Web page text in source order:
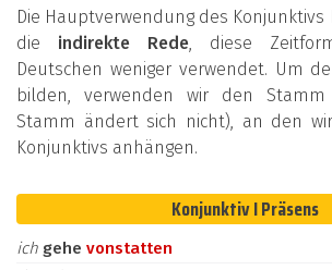
Die Hauptverwendung des
die indirekte Rede, diese
Deutschen weniger verwendet. Um
bilden, verwenden wir den
Stamm ändert sich nicht), an den
Konjunktivs anhängen.
Konjunktiv I Präsens
ich gehe vonstatten